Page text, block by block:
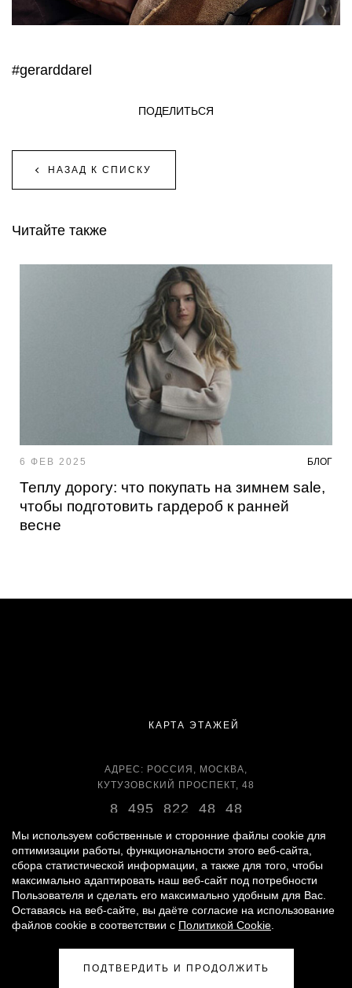
#gerarddarel
НАЗАД К СПИСКУ
ПОДЕЛИТЬСЯ
Читайте также
6 ФЕВ 2025 БЛОГ
Теплу дорогу: что покупать на зимнем sale,
чтобы подготовить гардероб к ранней
весне
КАРТА ЭТАЖЕЙ
АДРЕС: РОССИЯ, МОСКВА,
КУТУЗОВСКИЙ ПРОСПЕКТ, 48
8 495 822 48 48
ВРЕМЯ РАБОТЫ:
ЕЖЕДНЕВНО С 11:00 ДО 22:00
© 2007 - 2026«ВРЕМЕНА ГОДА»
Мы используем собственные и сторонние файлы cookie для
оптимизации работы, функциональности этого веб-сайта,
сбора статистической информации, а также для того, чтобы
максимально адаптировать наш веб-сайт под потребности
Пользователя и сделать его максимально удобным для Вас.
Оставаясь на веб-сайте, вы даёте согласие на использование
файлов cookie в соответствии с Политикой Cookie
ПОДТВЕРДИТЬ И ПРОДОЛЖИТЬ